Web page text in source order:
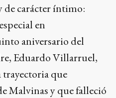
de carácter íntimo:
en
aniversario del
Eduardo Villarruel,
que
Malvinas y que falleció